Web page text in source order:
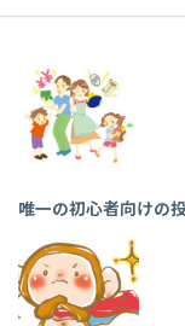
唯一の初心者向けの